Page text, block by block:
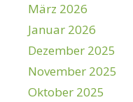
März 2026
Januar 2026
Dezember 2025
November 2025
Oktober 2025